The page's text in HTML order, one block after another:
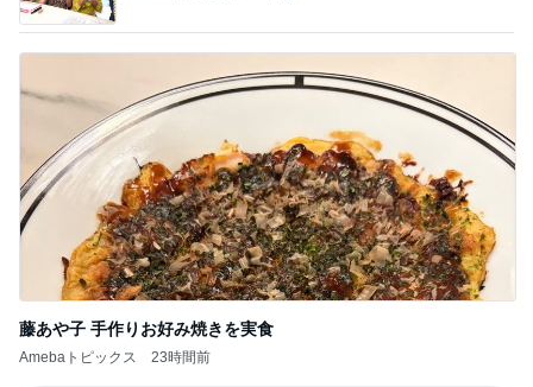
藤あや子 手作りお好み焼きを実食
Amebaトピックス 23時間前